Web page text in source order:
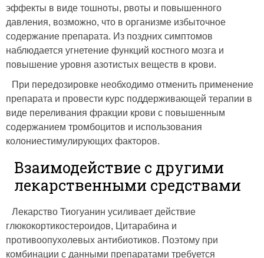
эффекты в виде тошноты, рвоты и повышенного
давления, возможно, что в организме избыточное
содержание препарата. Из поздних симптомов
наблюдается угнетение функций костного мозга и
повышение уровня азотистых веществ в крови.
При передозировке необходимо отменить применение
препарата и провести курс поддерживающей терапии в
виде переливания фракции крови с повышенным
содержанием тромбоцитов и использования
колониестимулирующих факторов.
Взаимодействие с другими
лекарственными средствами
Лекарство Тиогуанин усиливает действие
глюкокортикостероидов, Цитарабина и
противоопухолевых антибиотиков. Поэтому при
комбинации с данными препаратами требуется